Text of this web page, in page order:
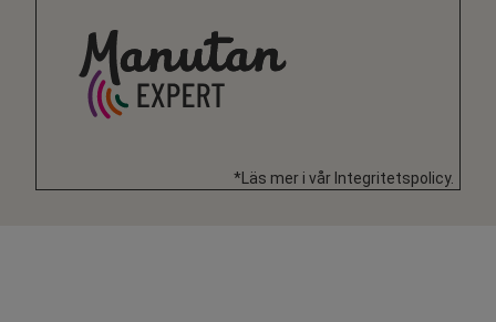
*Läs mer i vår Integritetspolicy.